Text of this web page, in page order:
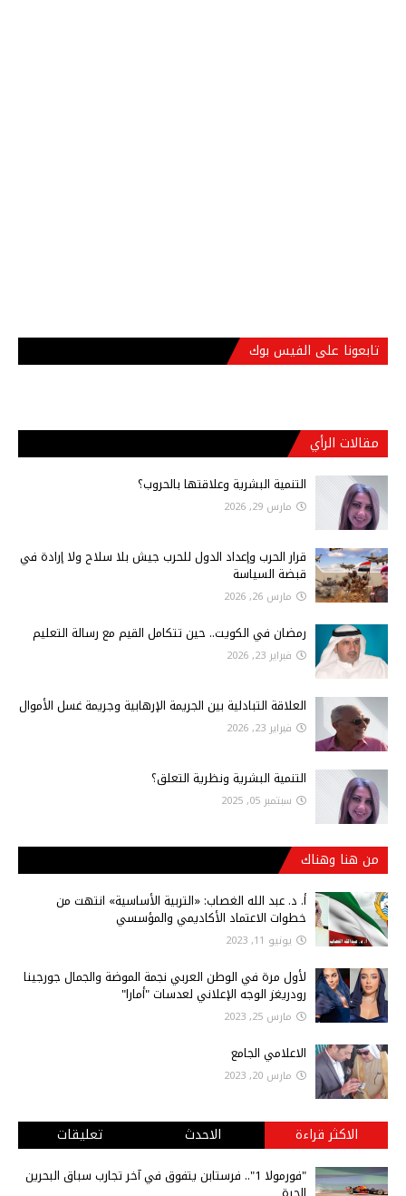
تابعونا على الفيس بوك
مقالات الرأي
التنمية البشرية وعلاقتها بالحروب؟
مارس 29, 2026
قرار الحرب وإعداد الدول للحرب جيش بلا سلاح ولا إرادة في
قبضة السياسة
مارس 26, 2026
رمضان في الكويت.. حين تتكامل القيم مع رسالة التعليم
فبراير 23, 2026
العلاقة التبادلية بين الجريمة الإرهابية وجريمة غسل الأموال
فبراير 23, 2026
التنمية البشرية ونظرية التعلق؟
سبتمبر 05, 2025
من هنا وهناك
أ‌. د. عبد الله الغصاب: «التربية الأساسية» انتهت من
خطوات الاعتماد الأكاديمي والمؤسسي
يونيو 11, 2023
لأول مرة في الوطن العربي نجمة الموضة والجمال جورجينا
رودريغز الوجه الإعلاني لعدسات "أمارا"
مارس 25, 2023
الاعلامي الجامع
مارس 20, 2023
الاكثر قراءة الاحدث تعليقات
"فورمولا 1".. فرستابن يتفوق في آخر تجارب سباق البحرين